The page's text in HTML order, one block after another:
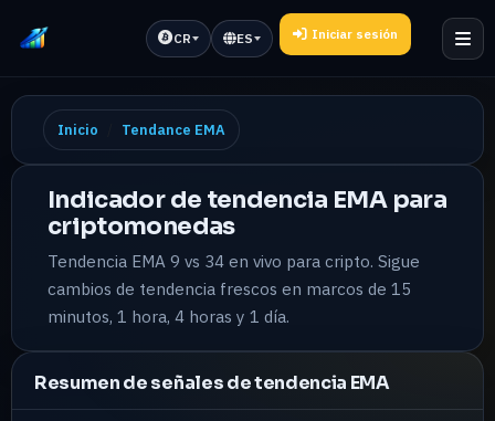
CR ES Iniciar sesión
Inicio Tendance EMA
Indicador de tendencia EMA para
criptomonedas
Tendencia EMA 9 vs 34 en vivo para cripto. Sigue
cambios de tendencia frescos en marcos de 15
minutos, 1 hora, 4 horas y 1 día.
Resumen de señales de tendencia EMA